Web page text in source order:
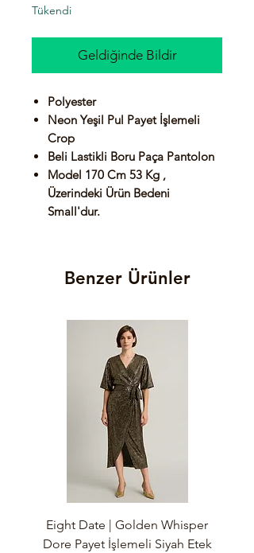
Tükendi
Geldiğinde Bildir
Polyester
Neon Yeşil Pul Payet İşlemeli
Crop
Beli Lastikli Boru Paça Pantolon
Model 170 Cm 53 Kg ,
Üzerindeki Ürün Bedeni
Small'dur.
Benzer Ürünler
Eight Date | Golden Whisper
Dore Payet İşlemeli Siyah Etek